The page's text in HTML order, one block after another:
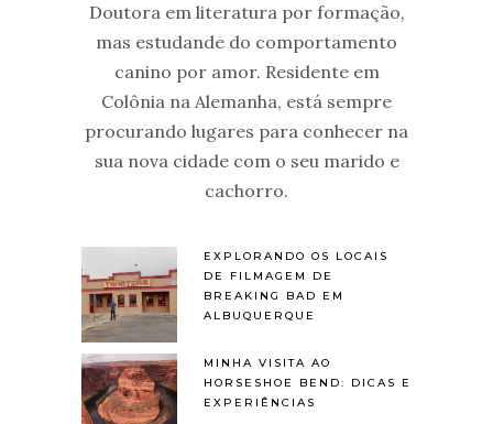
Doutora em literatura por formação,
mas estudande do comportamento
canino por amor. Residente em
Colônia na Alemanha, está sempre
procurando lugares para conhecer na
sua nova cidade com o seu marido e
cachorro.
EXPLORANDO OS LOCAIS
DE FILMAGEM DE
BREAKING BAD EM
ALBUQUERQUE
MINHA VISITA AO
HORSESHOE BEND: DICAS E
EXPERIÊNCIAS